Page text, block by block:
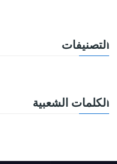
التصنيفات
الكلمات الشعبية